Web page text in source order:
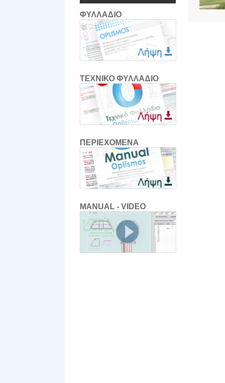
ΦΥΛΛΑΔΙΟ
ΤΕΧΝΙΚΟ ΦΥΛΛΑΔΙΟ
ΠΕΡΙΕΧΟΜΕΝΑ
MANUAL - VIDEO